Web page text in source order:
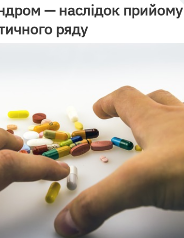
— наслідок прийому
ряду